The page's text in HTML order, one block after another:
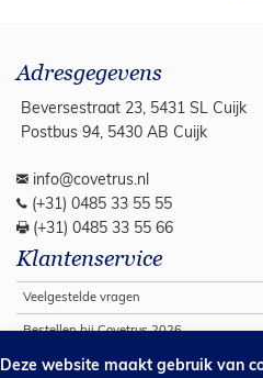
Adresgegevens
Beversestraat 23, 5431 SL Cuijk
Postbus 94, 5430 AB Cuijk
info@covetrus.nl
(+31) 0485 33 55 55
(+31) 0485 33 55 66
Klantenservice
Veelgestelde vragen
Bestellen bij Covetrus 2026
Algemene verkoop voorwaarden
Deze website maakt gebruik van